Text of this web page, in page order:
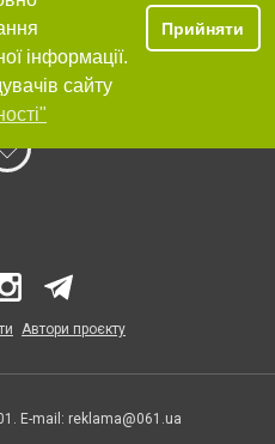
інформації.
сайту
Прийняти
Автори проєкту
E-mail: reklama@061.ua